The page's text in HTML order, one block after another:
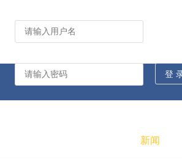
新闻